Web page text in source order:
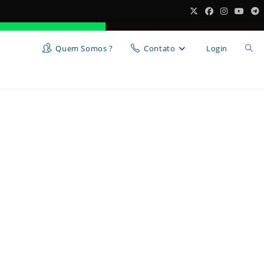
Quem Somos ? Contato Login